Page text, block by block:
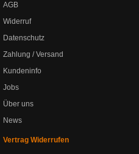
AGB
Widerruf
Datenschutz
Zahlung / Versand
Kundeninfo
Jobs
Über uns
News
Vertrag Widerrufen